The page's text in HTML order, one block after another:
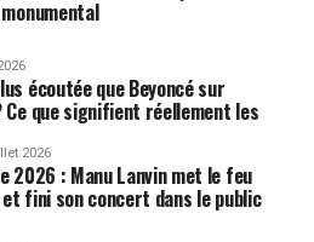
écoutée que Beyoncé sur
Ce que signifient réellement les
2026
2026 : Manu Lanvin met le feu
fini son concert dans le public